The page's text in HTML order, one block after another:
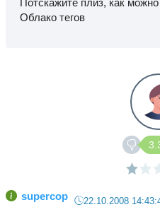
Потскажите плиз, как
Облако тегов
supercop 22.10.2008